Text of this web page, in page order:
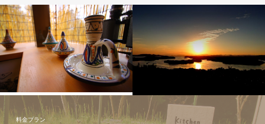
施設の写真
料金プラン